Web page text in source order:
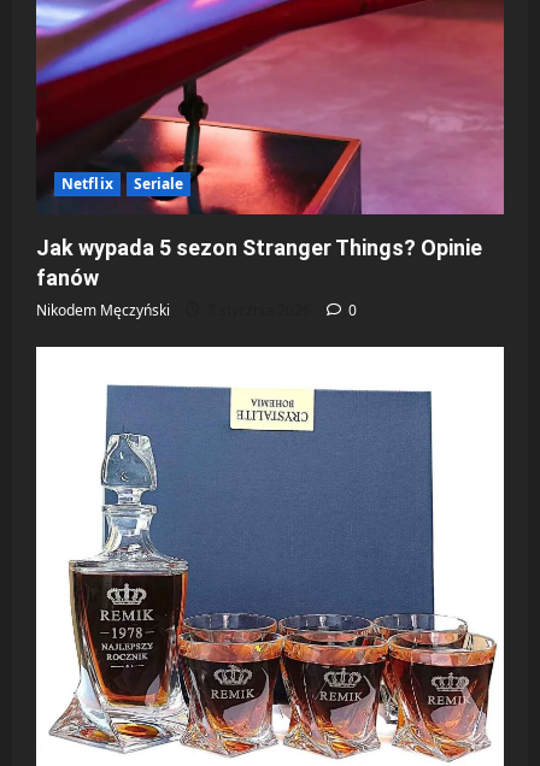
Netflix Seriale
Jak wypada 5 sezon Stranger Things? Opinie
fanów
Nikodem Męczyński 0